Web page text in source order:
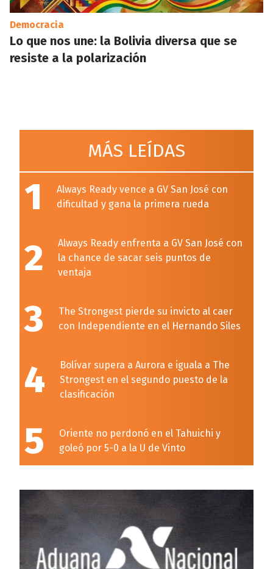
Democracia
Lo que nos une: la Bolivia diversa que se
resiste a la polarización
MÁS LEÍDAS
1
Always Ready vence a GV San José con
dificultad y gana la primera rueda
2
Always Ready enfrenta a GV San José con
la chance de sacar seis puntos de
ventaja
3
The Strongest pierde su invicto al caer
con Independiente en el Hernando Siles
4
Bolívar supera a Aurora e iguala a The
Strongest en el segundo puesto de la
clasificación
5
Oriente no perdonó en el Tahuichi y
goleó por 5-0 a la U de Vinto